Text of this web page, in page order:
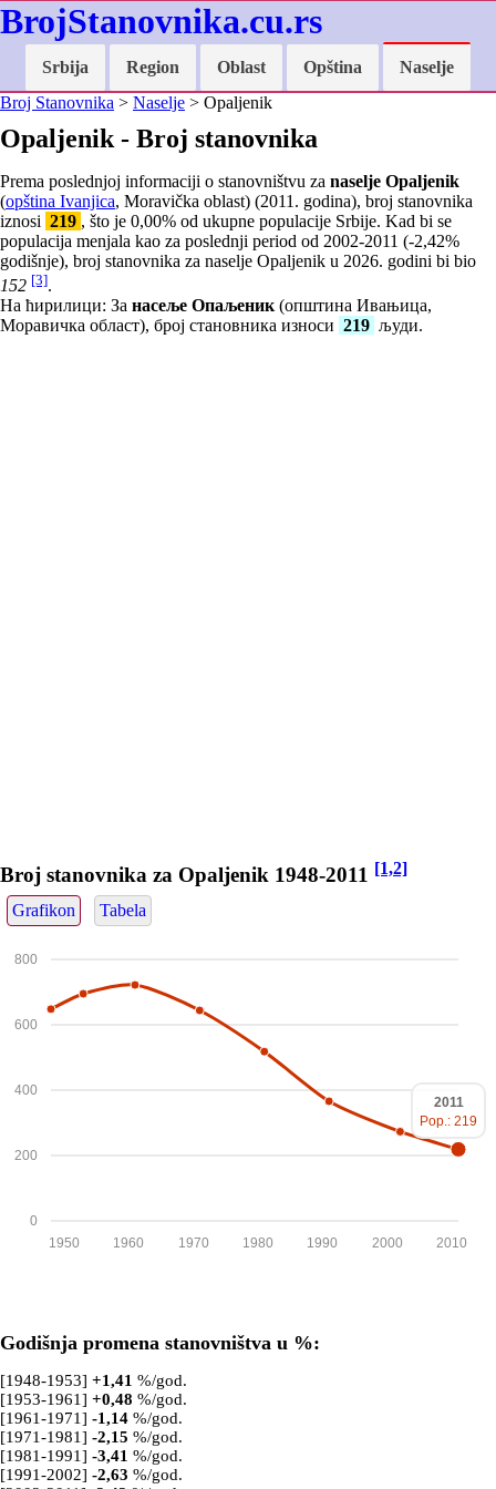
BrojStanovnika.cu.rs
Srbija Region Oblast Opština
Naselje
Broj Stanovnika > Naselje > Opaljenik
Opaljenik - Broj stanovnika
Prema poslednjoj informaciji o stanovništvu za naselje Opaljenik
(opština Ivanjica, Moravička oblast) (2011. godina), broj stanovnika
iznosi 219 , što je 0,00% od ukupne populacije Srbije. Kad bi se
populacija menjala kao za poslednji period od 2002-2011 (-2,42%
godišnje), broj stanovnika za naselje Opaljenik u 2026. godini bi bio
152 [3].
На ћирилици: За насеље Опаљеник (општина Ивањица,
Моравичка област), број становника износи 219 људи.
Broj stanovnika za Opaljenik 1948-2011 [1,2]
Grafikon Tabela
0
200
400
600
800
2010
2000
1990
1980
1970
1960
1950
2011
Pop.: 219
Godišnja promena stanovništva u %:
[1948-1953] +1,41 %/god.
[1953-1961] +0,48 %/god.
[1961-1971] -1,14 %/god.
[1971-1981] -2,15 %/god.
[1981-1991] -3,41 %/god.
[1991-2002] -2,63 %/god.